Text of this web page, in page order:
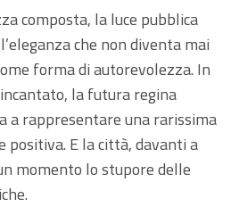
composta, la luce pubblica
che non diventa mai
forma di autorevolezza. In
la futura regina
a rappresentare una rarissima
positiva. E la città, davanti a
momento lo stupore delle